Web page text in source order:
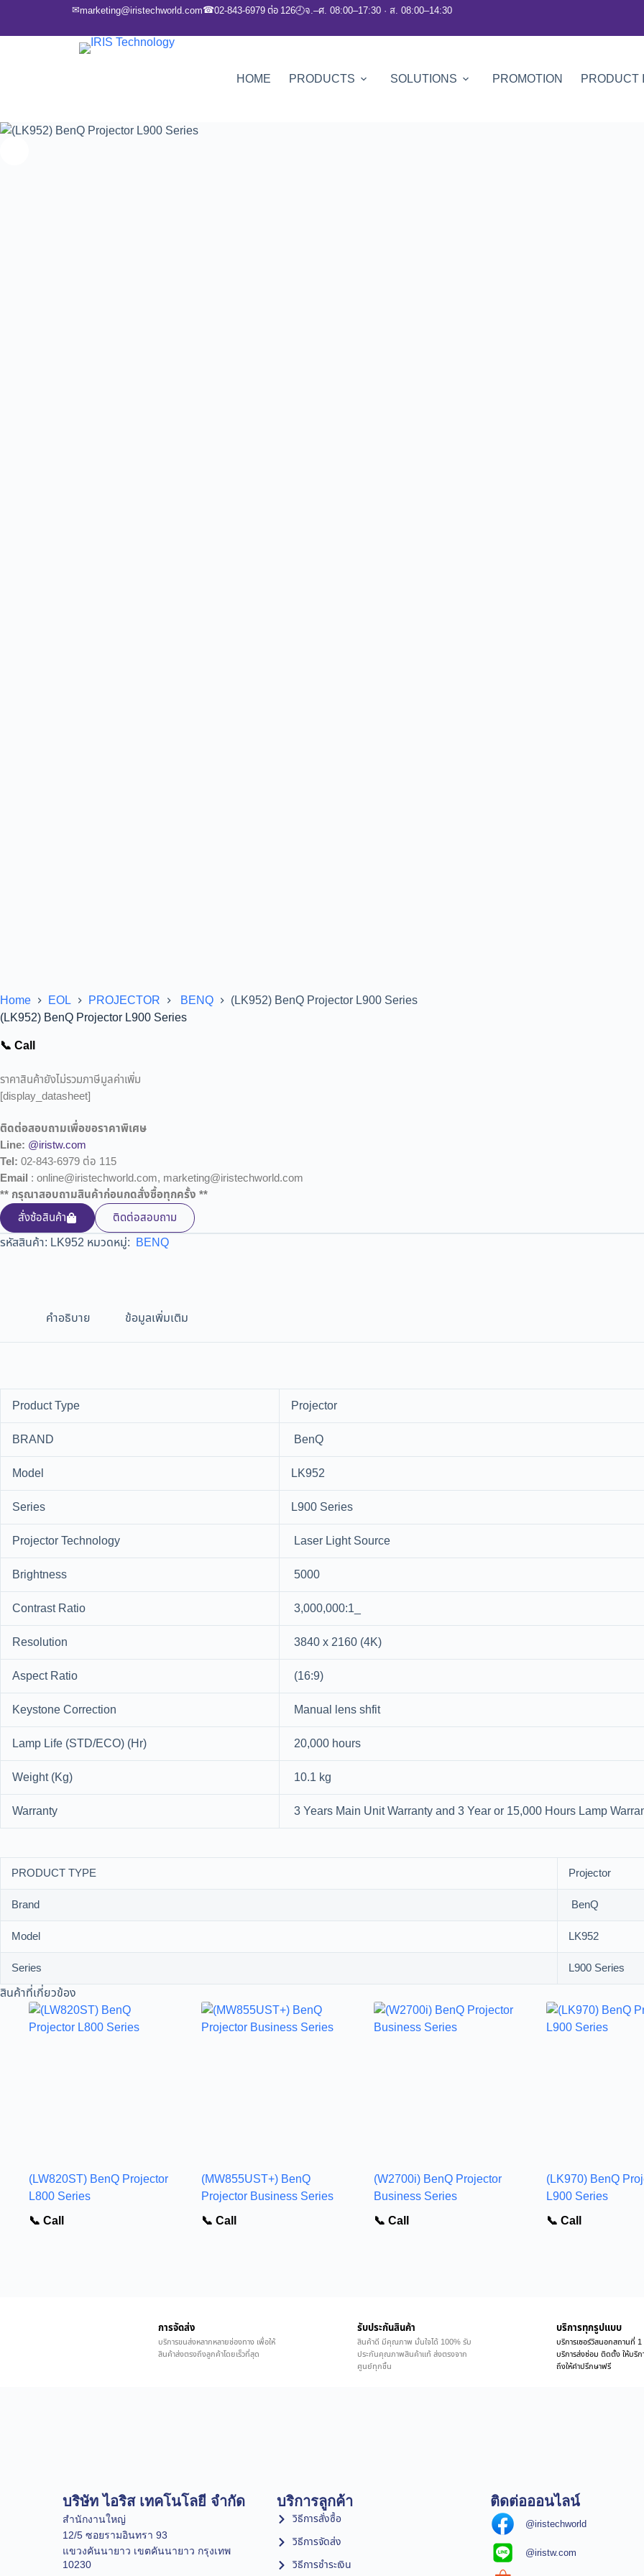
✉marketing@iristechworld.com☎02-843-6979 ต่อ 126🕘จ.–ศ. 08:00–17:30 · ส. 08:00–14:30
HOME PRODUCTS SOLUTIONS PROMOTION PRODUCT
Home EOL PROJECTOR BENQ
(LK952) BenQ Projector L900 Series
(LK952) BenQ Projector L900 Series
📞 Call
ราคาสินค้ายังไม่รวมภาษีมูลค่าเพิ่ม
[display_datasheet]
ติดต่อสอบถามเพื่อขอราคาพิเศษ
Line: @iristw.com
Tel: 02-843-6979 ต่อ 115
Email : online@iristechworld.com, marketing@iristechworld.com
** กรุณาสอบถามสินค้าก่อนกดสั่งซื้อทุกครั้ง **
สั่งซ้อสินค้า
ติดต่อสอบถาม
รหัสสินค้า: LK952 หมวดหมู่: BENQ
คำอธิบาย ข้อมูลเพิ่มเติม
Product Type
Projector
BRAND
BenQ
Model
LK952
Series
L900 Series
Projector Technology
Laser Light Source
Brightness
5000
Contrast Ratio
3,000,000:1_
Resolution
3840 x 2160 (4K)
Aspect Ratio
(16:9)
Keystone Correction
Manual lens shfit
Lamp Life (STD/ECO) (Hr)
20,000 hours
Weight (Kg)
10.1 kg
Warranty
3 Years Main Unit Warranty and 3 Year or 15,000 Hours Lamp
PRODUCT TYPE
Projector
Brand
BenQ
Model
LK952
Series
L900 Series
สินค้าที่เกี่ยวข้อง
(LW820ST) BenQ Projector
L800 Series
📞 Call
(MW855UST+) BenQ
Projector Business Series
📞 Call
(W2700i) BenQ Projector
Business Series
📞 Call
(LK970) BenQ
L900 Series
📞 Call
การจัดส่ง
บริการขนส่งหลากหลายช่องทาง เพื่อให้
สินค้าส่งตรงถึงลูกค้าโดยเร็วที่สุด
รับประกันสินค้า
สินค้าดี มีคุณภาพ มั่นใจได้ 100% รับ
ประกันคุณภาพสินค้าแท้ ส่งตรงจาก
ศูนย์ทุกชิ้น
บริการทุกรูปแบบ
บริการเซอร์วิสนอกสถานที่
บริการส่งซ่อม ติดตั้ง ให้บริก
ถึงให้คำปรึกษาฟรี
บริษัท ไอริส เทคโนโลยี จำกัด
สำนักงานใหญ่
12/5 ซอยรามอินทรา 93
แขวงคันนายาว เขตคันนายาว กรุงเทพ
10230
บริการลูกค้า
วิธีการสั่งซื้อ
วิธีการจัดส่ง
วิธีการชำระเงิน
ติดต่อออนไลน์
@iristechworld
@iristw.com